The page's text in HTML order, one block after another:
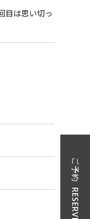
目は思い切っ
ご予約
RESERVE